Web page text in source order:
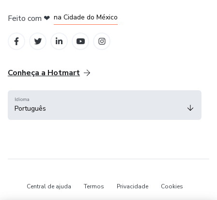
Feito com ❤ na Cidade do México
Conheça a Hotmart
Idioma
Português
Central de ajuda Termos Privacidade Cookies